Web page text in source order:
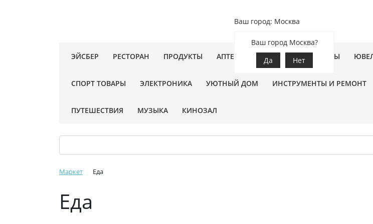
Ваш город: Москва
Ваш город Москва?
Да
Нет
ЭЙСБЕР РЕСТОРАН ПРОДУКТЫ АПТЕКА ЗООТОВАРЫ ЦВЕТЫ
СПОРТ ТОВАРЫ ЭЛЕКТРОНИКА УЮТНЫЙ ДОМ ИНСТРУМЕНТЫ И РЕМОНТ
ПУТЕШЕСТВИЯ МУЗЫКА КИНОЗАЛ
Маркет Еда
Еда